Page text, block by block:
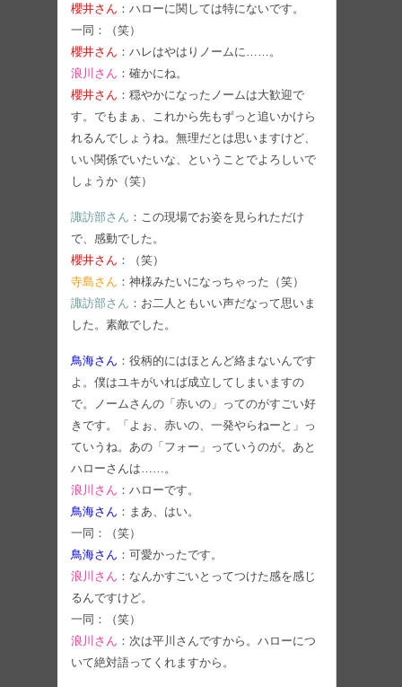
櫻井さん ：ハローに関しては特にないです。
一同：（笑）
櫻井さん ：ハレはやはりノームに……。
浪川さん ：確かにね。
櫻井さん ：穏やかになったノームは大歓迎で
す。でもまぁ、これから先もずっと追いかけら
れるんでしょうね。無理だとは思いますけど、
いい関係でいたいな、ということでよろしいで
しょうか（笑）
諏訪部さん ：この現場でお姿を見られただけ
で、感動でした。
櫻井さん ：（笑）
寺島さん ：神様みたいになっちゃった（笑）
諏訪部さん ：お二人ともいい声だなって思いま
した。素敵でした。
鳥海さん ：役柄的にはほとんど絡まないんです
よ。僕はユキがいれば成立してしまいますの
で。ノームさんの「赤いの」ってのがすごい好
きです。「よぉ、赤いの、一発やらねーと」っ
ていうね。あの「フォー」っていうのが。あと
ハローさんは……。
浪川さん ：ハローです。
鳥海さん ：まあ、はい。
一同：（笑）
鳥海さん ：可愛かったです。
浪川さん ：なんかすごいとってつけた感を感じ
るんですけど。
一同：（笑）
浪川さん ：次は平川さんですから。ハローにつ
いて絶対語ってくれますから。